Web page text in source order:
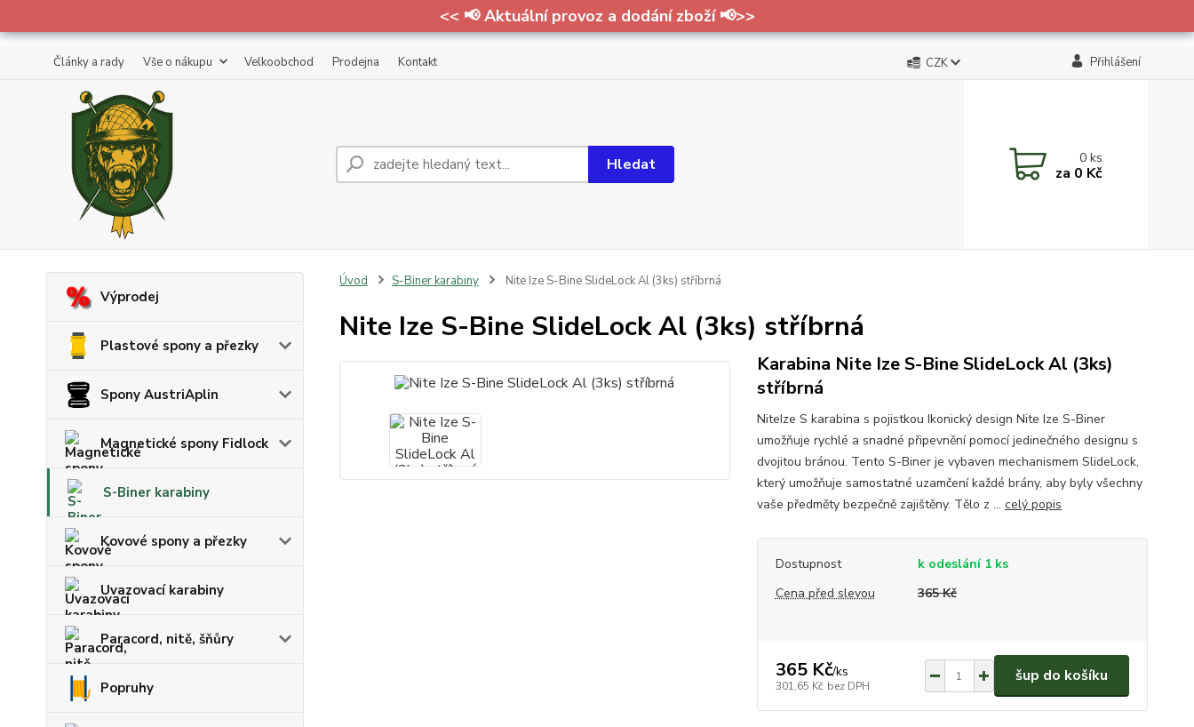
<< 📢 Aktuální provoz a dodání zboží 📢>>
Články a rady Vše o nákupu Velkoobchod Prodejna Kontakt CZK Přihlášení
Hledat 0ks
za 0 Kč
Výprodej
Plastové spony a přezky
Spony AustriAplin
Magnetické spony Fidlock
S-Biner karabiny
Kovové spony a přezky
Uvazovací karabiny
Paracord, nitě, šňůry
Popruhy
Úvod S-Biner karabiny Nite Ize S-Bine SlideLock Al (3ks) stříbrná
Nite Ize S-Bine SlideLock Al (3ks) stříbrná
Karabina Nite Ize S-Bine SlideLock Al (3ks)
stříbrná
NiteIze S karabina s pojistkou Ikonický design Nite Ize S-Biner
umožňuje rychlé a snadné připevnění pomocí jedinečného designu s
dvojitou bránou. Tento S-Biner je vybaven mechanismem SlideLock,
který umožňuje samostatné uzamčení každé brány, aby byly všechny
vaše předměty bezpečně zajištěny. Tělo z ... celý popis
Dostupnost
k odeslání 1 ks
Cena před slevou
365 Kč
365 Kč/ks
301,65 Kč bez DPH
šup do košíku